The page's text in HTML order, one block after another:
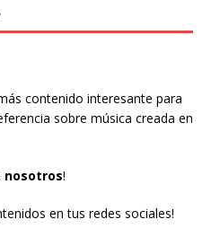
contenido interesante para
sobre música creada en
nosotros!
en tus redes sociales!